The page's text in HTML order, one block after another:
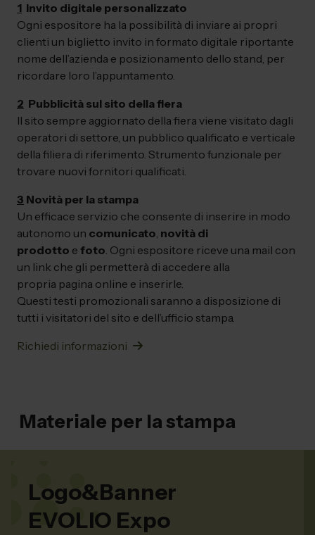
1 Invito digitale personalizzato
Ogni espositore ha la possibilità di inviare ai propri
clienti un biglietto invito in formato digitale riportante
nome dell’azienda e posizionamento dello stand, per
ricordare loro l’appuntamento.
2 Pubblicità sul sito della fiera
Il sito sempre aggiornato della fiera viene visitato dagli
operatori di settore, un pubblico qualificato e verticale
della filiera di riferimento. Strumento funzionale per
trovare nuovi fornitori qualificati.
3 Novità per la stampa
Un efficace servizio che consente di inserire in modo
autonomo un comunicato, novità di
prodotto e foto. Ogni espositore riceve una mail con
un link che gli permetterà di accedere alla
propria pagina online e inserirle.
Questi testi promozionali saranno a disposizione di
tutti i visitatori del sito e dell’ufficio stampa.
Richiedi informazioni
Materiale per la stampa
Logo&Banner
EVOLIO Expo